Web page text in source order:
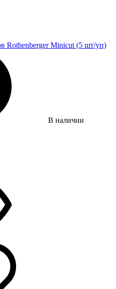
Rothenberger Minicut (5 шт/уп)
В наличии